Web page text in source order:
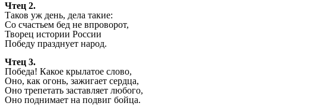
Чтец 2.
Таков уж день, дела такие:
Со счастьем бед не впроворот,
Творец истории России
Победу празднует народ.
Чтец 3.
Победа! Какое крылатое слово,
Оно, как огонь, зажигает сердца,
Оно трепетать заставляет любого,
Оно поднимает на подвиг бойца.